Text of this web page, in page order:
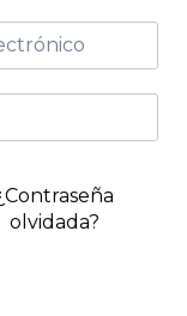
olvidada?
y
+ ADD